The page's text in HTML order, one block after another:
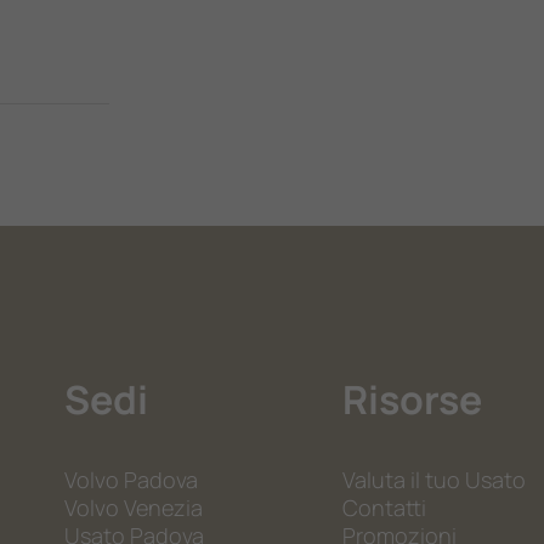
Sedi
Volvo Padova
Volvo Venezia
Usato Padova
Risorse
Valuta il tuo Usato
Contatti
Promozioni